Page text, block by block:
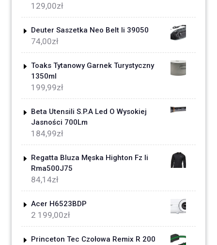
129,00zł
Deuter Saszetka Neo Belt Ii 39050
74,00zł
Toaks Tytanowy Garnek Turystyczny
1350ml
199,99zł
Beta Utensili S.P.A Led O Wysokiej
Jasności 700Lm
184,99zł
Regatta Bluza Męska Highton Fz Ii
Rma500J75
84,14zł
Acer H6523BDP
2 199,00zł
Princeton Tec Czołowa Remix R 200